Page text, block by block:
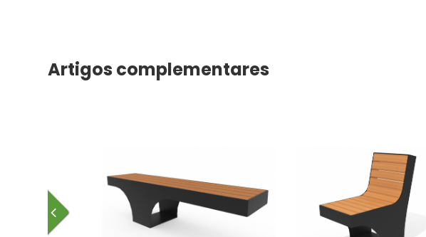
Artigos complementares